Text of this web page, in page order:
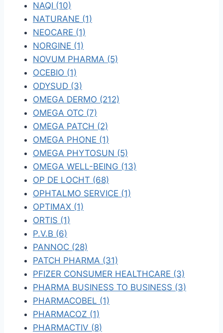
NAQI (10)
NATURANE (1)
NEOCARE (1)
NORGINE (1)
NOVUM PHARMA (5)
OCEBIO (1)
ODYSUD (3)
OMEGA DERMO (212)
OMEGA OTC (7)
OMEGA PATCH (2)
OMEGA PHONE (1)
OMEGA PHYTOSUN (5)
OMEGA WELL-BEING (13)
OP DE LOCHT (68)
OPHTALMO SERVICE (1)
OPTIMAX (1)
ORTIS (1)
P.V.B (6)
PANNOC (28)
PATCH PHARMA (31)
PFIZER CONSUMER HEALTHCARE (3)
PHARMA BUSINESS TO BUSINESS (3)
PHARMACOBEL (1)
PHARMACOZ (1)
PHARMACTIV (8)